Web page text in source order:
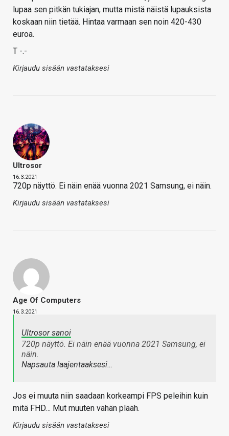
lupaa sen pitkän tukiajan, mutta mistä näistä lupauksista
koskaan niin tietää. Hintaa varmaan sen noin 420-430
euroa.
T -.-
Kirjaudu sisään vastataksesi
Ultrosor
16.3.2021
720p näyttö. Ei näin enää vuonna 2021 Samsung, ei näin.
Kirjaudu sisään vastataksesi
Age Of Computers
16.3.2021
Ultrosor sanoi
720p näyttö. Ei näin enää vuonna 2021 Samsung, ei
näin.
Napsauta laajentaaksesi…
Jos ei muuta niin saadaan korkeampi FPS peleihin kuin
mitä FHD… Mut muuten vähän plääh.
Kirjaudu sisään vastataksesi